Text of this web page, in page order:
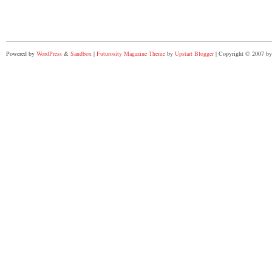
Powered by WordPress & Sandbox | Futurosity Magazine Theme by Upstart Blogger| Copyright © 2007 by